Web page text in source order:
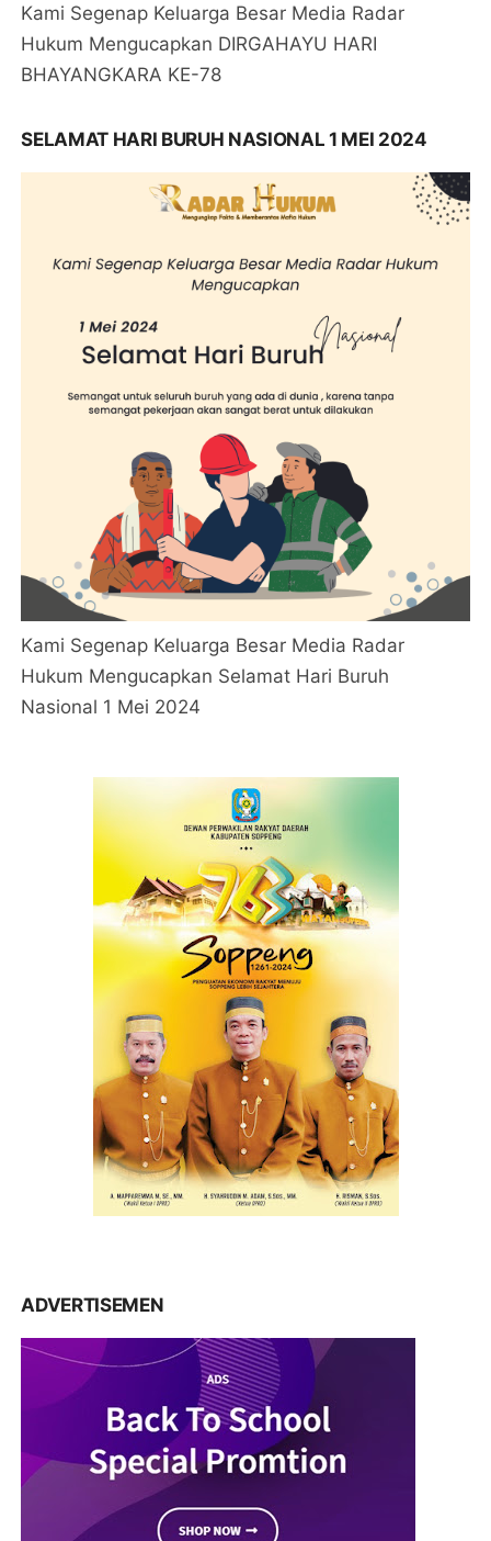
Kami Segenap Keluarga Besar Media Radar
Hukum Mengucapkan DIRGAHAYU HARI
BHAYANGKARA KE-78
SELAMAT HARI BURUH NASIONAL 1 MEI 2024
Kami Segenap Keluarga Besar Media Radar
Hukum Mengucapkan Selamat Hari Buruh
Nasional 1 Mei 2024
ADVERTISEMEN